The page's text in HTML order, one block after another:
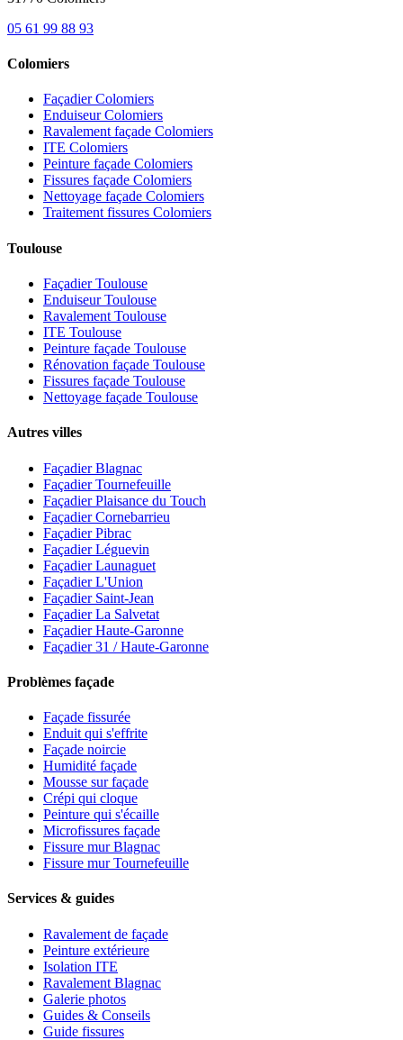
05 61 99 88 93
Colomiers
Façadier Colomiers
Enduiseur Colomiers
Ravalement façade Colomiers
ITE Colomiers
Peinture façade Colomiers
Fissures façade Colomiers
Nettoyage façade Colomiers
Traitement fissures Colomiers
Toulouse
Façadier Toulouse
Enduiseur Toulouse
Ravalement Toulouse
ITE Toulouse
Peinture façade Toulouse
Rénovation façade Toulouse
Fissures façade Toulouse
Nettoyage façade Toulouse
Autres villes
Façadier Blagnac
Façadier Tournefeuille
Façadier Plaisance du Touch
Façadier Cornebarrieu
Façadier Pibrac
Façadier Léguevin
Façadier Launaguet
Façadier L'Union
Façadier Saint-Jean
Façadier La Salvetat
Façadier Haute-Garonne
Façadier 31 / Haute-Garonne
Problèmes façade
Façade fissurée
Enduit qui s'effrite
Façade noircie
Humidité façade
Mousse sur façade
Crépi qui cloque
Peinture qui s'écaille
Microfissures façade
Fissure mur Blagnac
Fissure mur Tournefeuille
Services & guides
Ravalement de façade
Peinture extérieure
Isolation ITE
Ravalement Blagnac
Galerie photos
Guides & Conseils
Guide fissures